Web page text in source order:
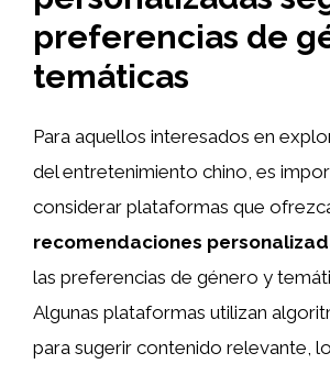
preferencias de
temáticas
Para aquellos interesados en
del entretenimiento chino, es
considerar plataformas que
recomendaciones
las preferencias de género y
Algunas plataformas utilizan
para sugerir contenido relevante,